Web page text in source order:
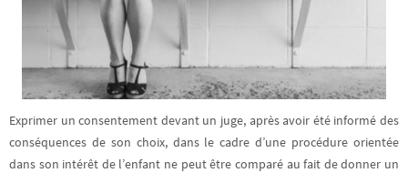
Exprimer un consentement devant un juge, après avoir été informé des
conséquences de son choix, dans le cadre d’une procédure orientée
dans son intérêt de l’enfant ne peut être comparé au fait de donner un